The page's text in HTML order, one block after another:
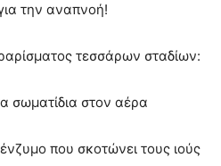
την αναπνοή!
τεσσάρων σταδίων:
σωματίδια στον αέρα
που σκοτώνει τους ιούς